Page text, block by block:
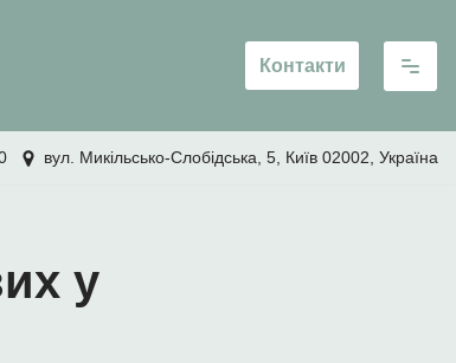
Контакти
вул. Микільсько-Слобідська, 5, Київ 02002, Україна
у